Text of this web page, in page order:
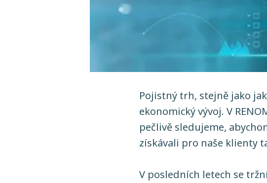
Pojistný trh, stejně jako
ekonomický vývoj. V
pečlivě sledujeme,
získávali pro naše klienty
V posledních letech se